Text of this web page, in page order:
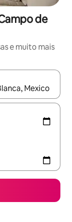
de
e muito mais
explore-os